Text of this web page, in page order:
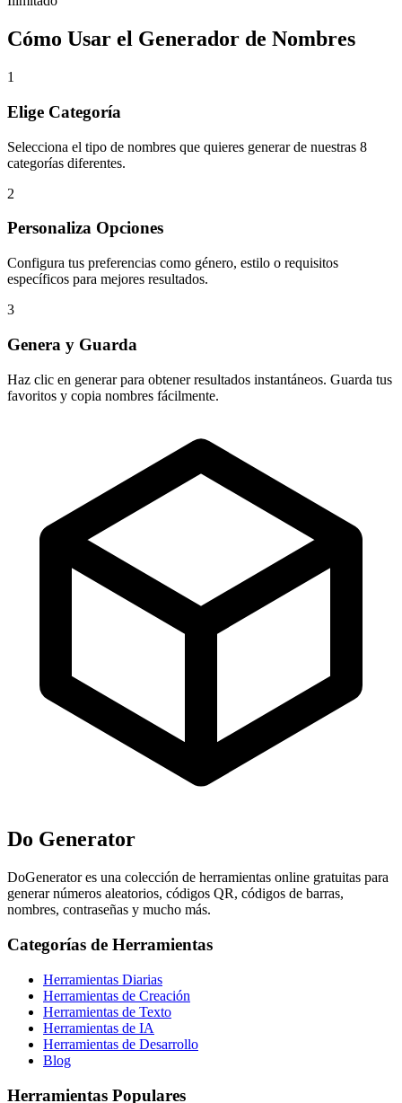
Cómo Usar el Generador de Nombres
1
Elige Categoría
Selecciona el tipo de nombres que quieres generar de nuestras 8
categorías diferentes.
2
Personaliza Opciones
Configura tus preferencias como género, estilo o requisitos
específicos para mejores resultados.
3
Genera y Guarda
Haz clic en generar para obtener resultados instantáneos. Guarda tus
favoritos y copia nombres fácilmente.
Do Generator
DoGenerator es una colección de herramientas online gratuitas para
generar números aleatorios, códigos QR, códigos de barras,
nombres, contraseñas y mucho más.
Categorías de Herramientas
Herramientas Diarias
Herramientas de Creación
Herramientas de Texto
Herramientas de IA
Herramientas de Desarrollo
Blog
Herramientas Populares